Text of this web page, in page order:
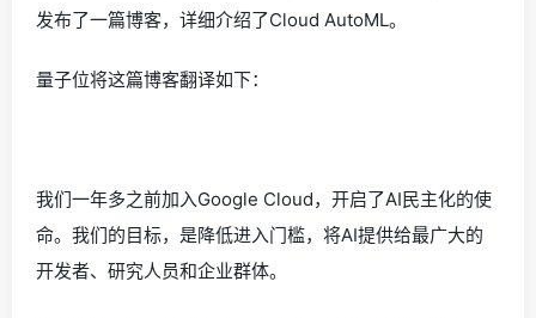
发布了一篇博客，详细介绍了Cloud AutoML。
量子位将这篇博客翻译如下：
我们一年多之前加入Google Cloud，开启了AI民主化的使
命。我们的目标，是降低进入门槛，将AI提供给最广大的
开发者、研究人员和企业群体。